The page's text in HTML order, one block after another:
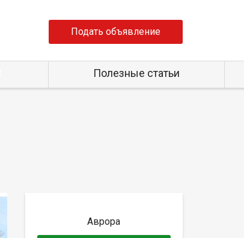
Подать объявление
Полезные статьи
Аврора